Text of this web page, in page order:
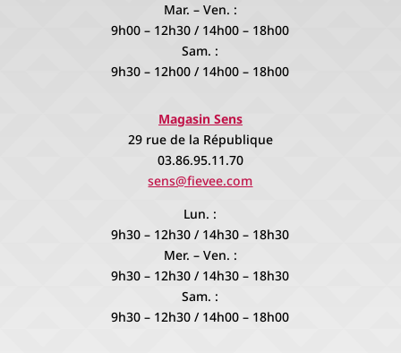
Mar. – Ven. :
9h00 – 12h30 / 14h00 – 18h00
Sam. :
9h30 – 12h00 / 14h00 – 18h00
Magasin Sens
29 rue de la République
03.86.95.11.70
sens@fievee.com
Lun. :
9h30 – 12h30 / 14h30 – 18h30
Mer. – Ven. :
9h30 – 12h30 / 14h30 – 18h30
Sam. :
9h30 – 12h30 / 14h00 – 18h00